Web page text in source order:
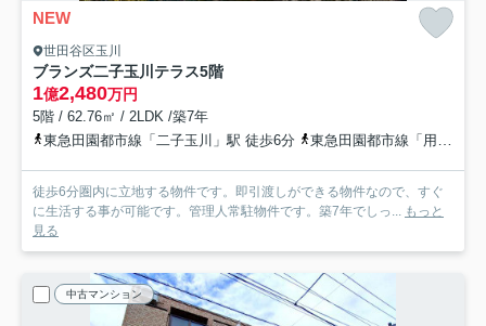
NEW
世田谷区玉川
ブランズ二子玉川テラス5階
1億2,480万円
5階 / 62.76㎡ / 2LDK /築7年
東急田園都市線「二子玉川」駅 徒歩6分
東急田園都市線「用賀」駅 徒歩15分
徒歩6分圏内に立地する物件です。即引渡しができる物件なので、すぐ
に生活する事が可能です。管理人常駐物件です。築7年でしっ...
もっと
見る
中古マンション